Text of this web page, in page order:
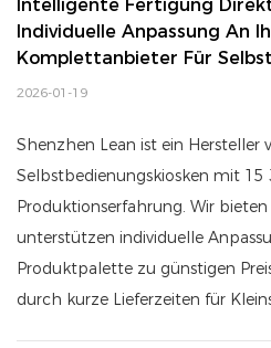
Intelligente Fertigung
Individuelle Anpassung An
Komplettanbieter Für
2026-01-19
Shenzhen Lean ist ein Hersteller
Selbstbedienungskiosken mit 15
Produktionserfahrung. Wir
unterstützen individuelle
Produktpalette zu günstigen
durch kurze Lieferzeiten für